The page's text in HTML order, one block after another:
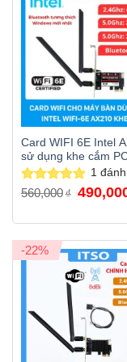
Card WIFI 6E Intel
sử dụng khe cắm
Được xếp
1
560,000 ₫
Giá
gốc
560,000₫.
-22%